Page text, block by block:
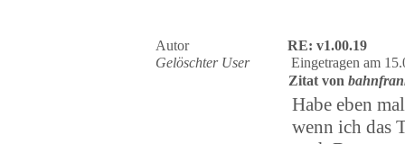
Autor
RE: v1.00.19
Gelöschter User
Eingetragen am
Zitat von
Habe eben
wenn ich das